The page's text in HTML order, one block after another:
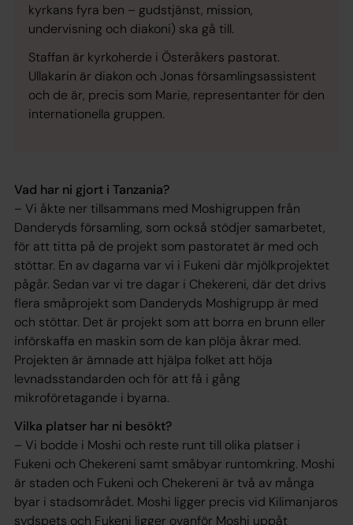
kyrkans fyra ben – gudstjänst, mission,
undervisning och diakoni) ska gå till.
Staffan är kyrkoherde i Österåkers pastorat.
Ullakarin är diakon och Jonas församlingsassistent
och de är, precis som Marie, representanter för den
internationella gruppen.
Vad har ni gjort i Tanzania?
– Vi åkte ner tillsammans med Moshigruppen från
Danderyds församling, som också stödjer samarbetet,
för att titta på de projekt som pastoratet är med och
stöttar. En av dagarna var vi i Fukeni där mjölkprojektet
pågår. Sedan var vi tre dagar i Chekereni, där det drivs
flera småprojekt som Danderyds Moshigrupp är med
och stöttar. Det är projekt som att borra en brunn eller
införskaffa en maskin som de kan plöja åkrar med.
Projekten är ämnade att hjälpa folket att höja
levnadsstandarden och för att få i gång
mikroföretagande i byarna.
Vilka platser har ni besökt?
– Vi bodde i Moshi och reste runt till olika platser i
Fukeni och Chekereni samt småbyar runtomkring. Moshi
är staden och Fukeni och Chekereni är två av många
byar i stadsområdet. Moshi ligger precis vid Kilimanjaros
sydspets och Fukeni ligger ovanför Moshi uppåt